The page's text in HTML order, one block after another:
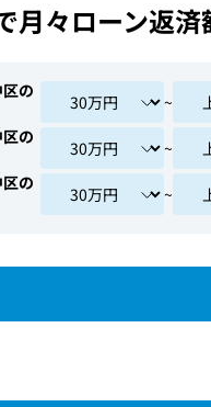
月々ローン返
の
~
の
~
の
~